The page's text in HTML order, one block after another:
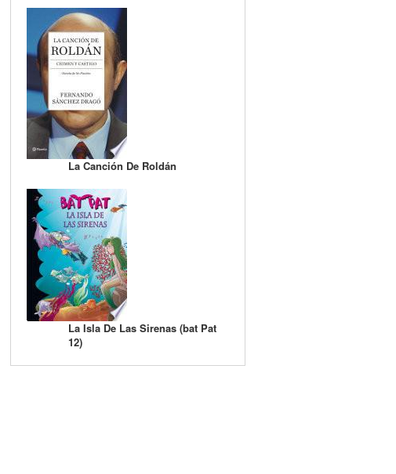
La Canción De Roldán
La Isla De Las Sirenas (bat Pat
12)